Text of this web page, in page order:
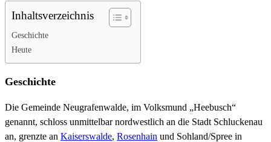
Inhaltsverzeichnis
Geschichte
Heute
Geschichte
Die Gemeinde Neugrafenwalde, im Volksmund „Heebusch“
genannt, schloss unmittelbar nordwestlich an die Stadt Schluckenau
an, grenzte an Kaiserswalde, Rosenhain und Sohland/Spree in